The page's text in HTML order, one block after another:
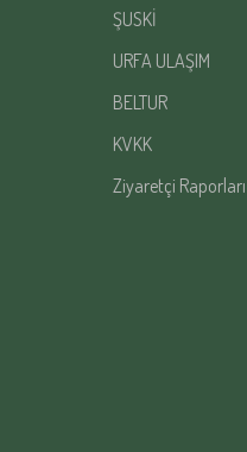
ŞUSKİ
URFA ULAŞIM
BELTUR
KVKK
Ziyaretçi Raporları